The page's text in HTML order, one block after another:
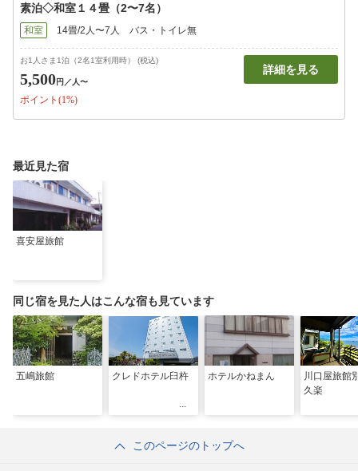
素泊◇和室１４畳（2〜7名）
和室 14畳/2人〜7人 バス・トイレ無
お1人さま1泊（2名1室利用時） (税込)
5,500円 ／人〜
ポイント(1%)
詳細を見る
最近見た宿
喜安屋旅館
同じ宿を見た人はこんな宿も見ています
五嶋旅館 クレドホテル臼杵 ホテルかねまん
川口屋旅
久楽
このページのトップへ